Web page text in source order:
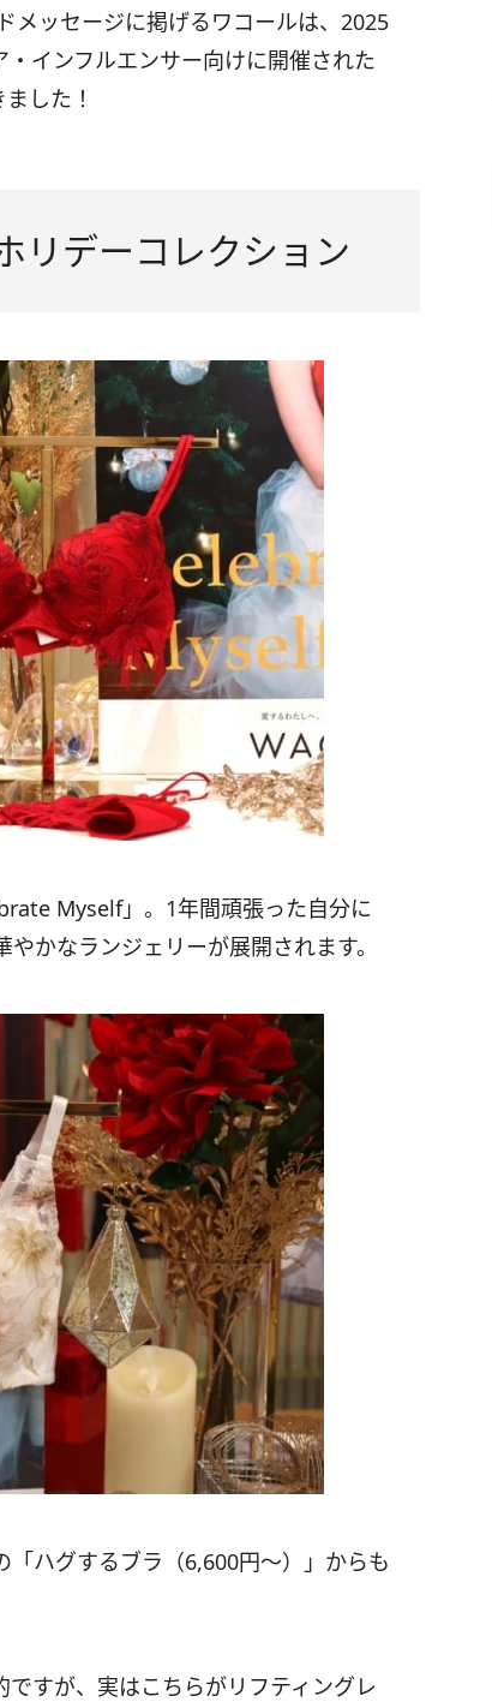
メッセージに掲げるワコールは、2025
インフルエンサー向けに開催された
した！
リデーコレクション
Myself」。1年間頑張った自分に
かなランジェリーが展開されます。
ハグするブラ（6,600円～）」からも
すが、実はこちらがリフティングレ